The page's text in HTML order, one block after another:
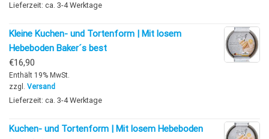
Lieferzeit: ca. 3-4 Werktage
Kleine Kuchen- und Tortenform | Mit losem
Hebeboden Baker´s best
€16,90
Enthält 19% MwSt.
zzgl. Versand
Lieferzeit: ca. 3-4 Werktage
Kuchen- und Tortenform | Mit losem Hebeboden